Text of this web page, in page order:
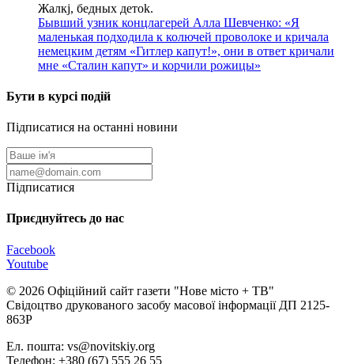
Жалкj, бедных детok.
Бывший узник концлагерей Алла Шевченко: «Я
маленькая подходила к колючей проволоке и кричала
немецким детям «Гитлер капут!», они в ответ кричали
мне «Сталин капут» и корчили рожицы»
Бути в курсі подій
Підписатися на останні новини
Підписатися
Приєднуйтесь до нас
Facebook
Youtube
© 2026 Офіційний сайт газети "Нове мiсто + ТВ"
Свідоцтво друкованого засобу масової інформації ДП 2125-
863Р
Ел. пошта: vs@novitskiy.org
Телефон: +380 (67) 555 26 55